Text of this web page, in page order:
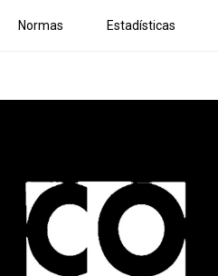
Normas Estadísticas